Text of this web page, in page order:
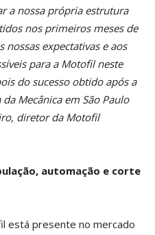
a nossa própria estrutura
nos primeiros meses de
nossas expectativas e aos
para a Motofil neste
do sucesso obtido após a
Mecânica em São Paulo
diretor da Motofil
automação e corte
está presente no mercado